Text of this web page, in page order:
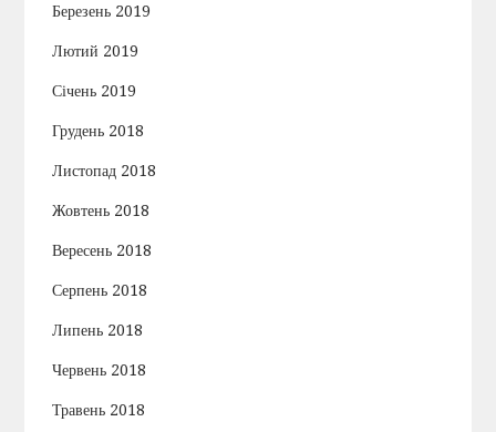
Березень 2019
Лютий 2019
Січень 2019
Грудень 2018
Листопад 2018
Жовтень 2018
Вересень 2018
Серпень 2018
Липень 2018
Червень 2018
Травень 2018